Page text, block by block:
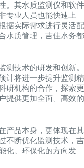
。其水质监测仪和软件
专业人员也能快速上
据实际需求进行灵活配
水质管理，吉佳水务都
测技术的研发和创新。
计将进一步提升监测精
研机构的合作，探索更
提供更加全面、高效的
产品本身，更体现在其
不断优化监测技术，吉
化、环保化的方向发